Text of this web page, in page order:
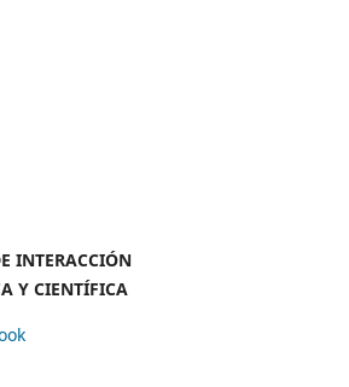
INTERACCIÓN
Y CIENTÍFICA